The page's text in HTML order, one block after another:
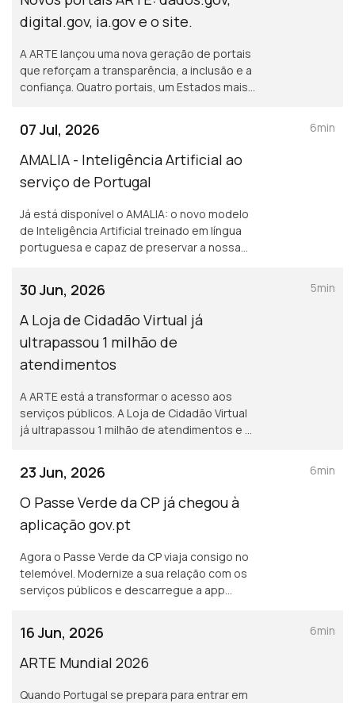
digital.gov, ia.gov e o site.
A ARTE lançou uma nova geração de portais
que reforçam a transparência, a inclusão e a
confiança. Quatro portais, um Estados mais
07 Jul, 2026
AMALIA - Inteligência Artificial ao
serviço de Portugal
Já está disponível o AMALIA: o novo modelo
de Inteligência Artificial treinado em língua
portuguesa e capaz de preservar a nossa
simples.
6min
30 Jun, 2026
A Loja de Cidadão Virtual já
ultrapassou 1 milhão de
atendimentos
A ARTE está a transformar o acesso aos
serviços públicos. A Loja de Cidadão Virtual
já ultrapassou 1 milhão de atendimentos e a
5min
23 Jun, 2026
O Passe Verde da CP já chegou à
aplicação gov.pt
Agora o Passe Verde da CP viaja consigo no
telemóvel. Modernize a sua relação com os
serviços públicos e descarregue a app
6min
16 Jun, 2026
ARTE Mundial 2026
Quando Portugal se prepara para entrar em
6min